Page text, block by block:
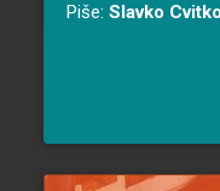
Piše: Slavko